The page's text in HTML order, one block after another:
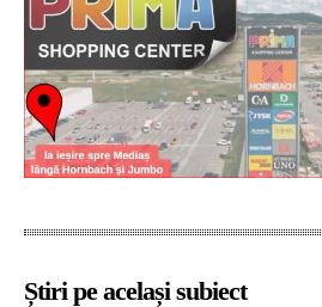
Știri pe același subiect